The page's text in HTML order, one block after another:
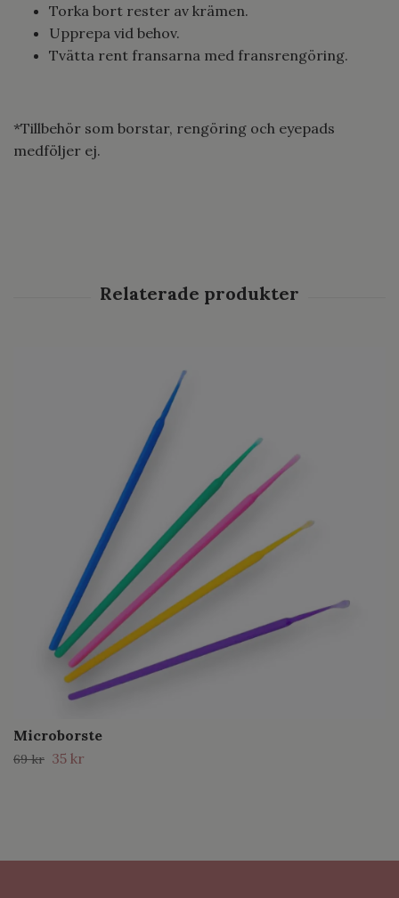
Torka bort rester av krämen.
Upprepa vid behov.
Tvätta rent fransarna med fransrengöring.
*Tillbehör som borstar, rengöring och eyepads
medföljer ej.
Microborste
69 kr 35 kr